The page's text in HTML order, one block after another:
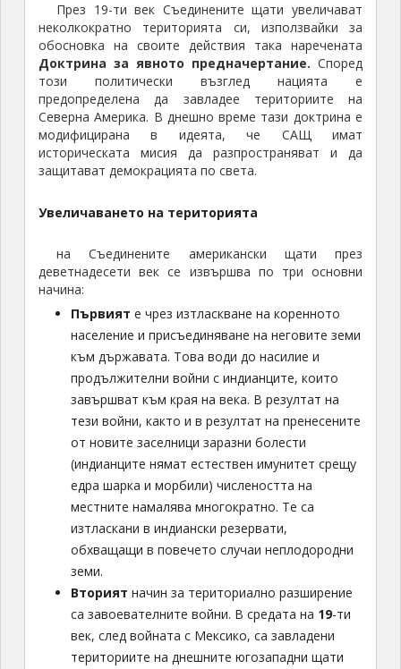
През 19-ти век Съединените щати увеличават
неколкократно територията си, използвайки за
обосновка на своите действия така наречената
Доктрина за явното предначертание.Според
този политически възглед нацията е
предопределена да завладее териториите на
Северна Америка. В днешно време тази доктрина е
модифицирана в идеята, че САЩ имат
историческата мисия да разпространяват и да
защитават демокрацията по света.
Увеличаването на територията
на Съединените американски щати през
деветнадесети век се извършва по три основни
начина:
Първият е чрез изтласкване на коренното
население и присъединяване на неговите земи
към държавата. Това води до насилие и
продължителни войни с индианците, които
завършват към края на века. В резултат на
тези войни, както и в резултат на пренесените
от новите заселници заразни болести
(индианците нямат естествен имунитет срещу
едра шарка и морбили) числеността на
местните намалява многократно. Те са
изтласкани в индиански резервати,
обхващащи в повечето случаи неплодородни
земи.
Вторият начин за териториално разширение
са завоевателните войни. В средата на 19-ти
век, след войната с Мексико, са завладени
териториите на днешните югозападни щати